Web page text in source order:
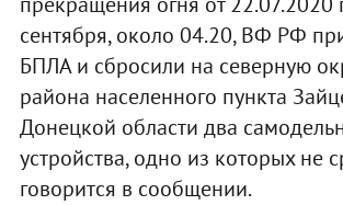
сентября, около 04.20, ВФ РФ
БПЛА и сбросили на северную
района населенного пункта
Донецкой области два
устройства, одно из которых не
говорится в сообщении.